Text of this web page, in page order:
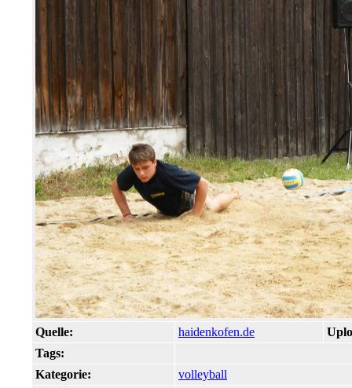
Quelle: haidenkofen.de
Tags:
Kategorie:
volleyball